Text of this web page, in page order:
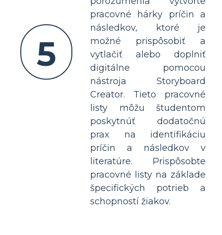
5
pracovné hárky príčin a
následkov, ktoré je
možné prispôsobiť a
vytlačiť alebo doplniť
digitálne pomocou
nástroja Storyboard
Creator. Tieto pracovné
listy môžu študentom
poskytnúť dodatočnú
prax na identifikáciu
príčin a následkov v
literatúre. Prispôsobte
pracovné listy na základe
špecifických potrieb a
schopností žiakov.